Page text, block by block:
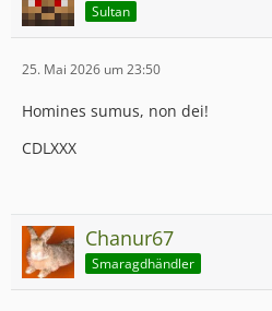
Sultan
25. Mai 2026 um 23:50
Homines sumus, non dei!
CDLXXX
Chanur67
Smaragdhändler